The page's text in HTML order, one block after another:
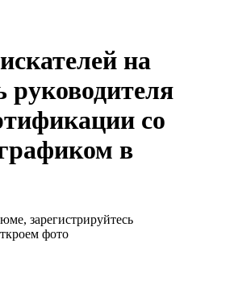
на
руководителя
со
в
зарегистрируйтесь
фото